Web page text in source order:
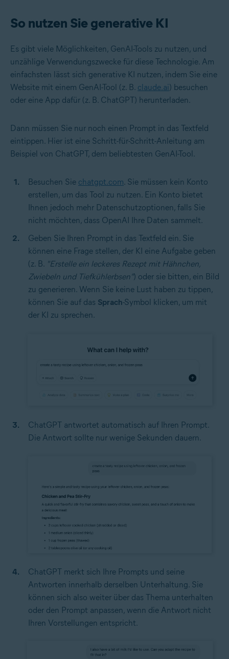
So nutzen Sie generative KI
Es gibt viele Möglichkeiten, GenAI-Tools zu nutzen, und
unzählige Verwendungszwecke für diese Technologie. Am
einfachsten lässt sich generative KI nutzen, indem Sie eine
Website mit einem GenAI-Tool (z. B. claude.ai) besuchen
oder eine App dafür (z. B. ChatGPT) herunterladen.
Dann müssen Sie nur noch einen Prompt in das Textfeld
eintippen. Hier ist eine Schritt-für-Schritt-Anleitung am
Beispiel von ChatGPT, dem beliebtesten GenAI-Tool.
Besuchen Sie chatgpt.com. Sie müssen kein Konto
erstellen, um das Tool zu nutzen. Ein Konto bietet
Ihnen jedoch mehr Datenschutzoptionen, falls Sie
nicht möchten, dass OpenAI Ihre Daten sammelt.
Geben Sie Ihren Prompt in das Textfeld ein. Sie
können eine Frage stellen, der KI eine Aufgabe geben
(z. B. "Erstelle ein leckeres Rezept mit Hähnchen,
Zwiebeln und Tiefkühlerbsen") oder sie bitten, ein Bild
zu generieren. Wenn Sie keine Lust haben zu tippen,
können Sie auf das Sprach-Symbol klicken, um mit
der KI zu sprechen.
ChatGPT antwortet automatisch auf Ihren Prompt.
Die Antwort sollte nur wenige Sekunden dauern.
ChatGPT merkt sich Ihre Prompts und seine
Antworten innerhalb derselben Unterhaltung. Sie
können sich also weiter über das Thema unterhalten
oder den Prompt anpassen, wenn die Antwort nicht
Ihren Vorstellungen entspricht.